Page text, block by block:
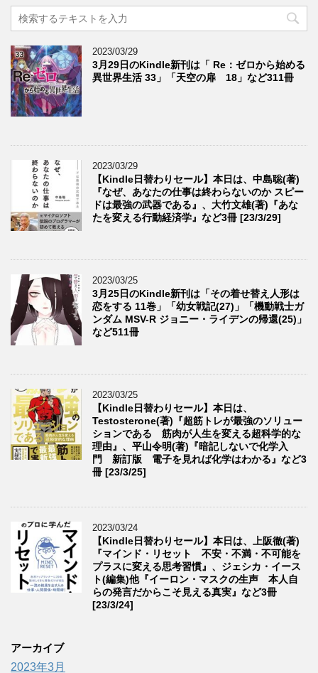
2023/03/29
3月29日のKindle新刊は「 Re：ゼロから始める
異世界生活 33」「天空の扉 18」など311冊
2023/03/29
【Kindle日替わりセール】本日は、中島聡(著)
『なぜ、あなたの仕事は終わらないのか スピー
ドは最強の武器である』、大竹文雄(著)『あな
たを変える行動経済学』など3冊 [23/3/29]
2023/03/25
3月25日のKindle新刊は「その着せ替え人形は
恋をする 11巻」「幼女戦記(27)」「機動戦士ガ
ンダム MSV-R ジョニー・ライデンの帰還(25)」
など511冊
2023/03/25
【Kindle日替わりセール】本日は、
Testosterone(著)『超筋トレが最強のソリュー
ションである 筋肉が人生を変える超科学的な
理由』、平山令明(著)『暗記しないで化学入
門 新訂版 電子を見れば化学はわかる』など3
冊 [23/3/25]
2023/03/24
【Kindle日替わりセール】本日は、上阪徹(著)
『マインド・リセット 不安・不満・不可能を
プラスに変える思考習慣』、ジェシカ・イース
ト(編集)他『イーロン・マスクの生声 本人自
らの発言だからこそ見える真実』など3冊
[23/3/24]
アーカイブ
2023年3月